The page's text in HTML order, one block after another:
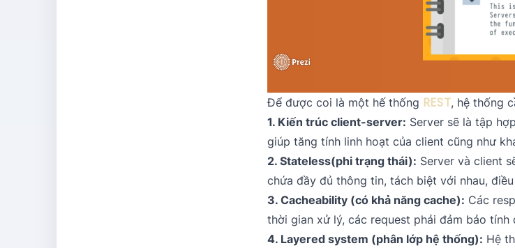
Để được coi là một hế thống REST, hệ thống
1. Kiến trúc client-server: Server sẽ là tập
giúp tăng tính linh hoạt của client cũng như
2. Stateless(phi trạng thái): Server và client
chứa đầy đủ thông tin, tách biệt với nhau,
3. Cacheability (có khả năng cache): Các
thời gian xử lý, các request phải đảm bảo
4. Layered system (phân lớp hệ thống): Hệ